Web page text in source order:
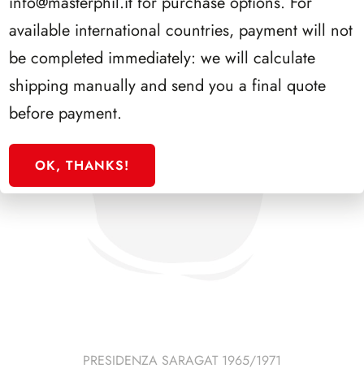
PRESIDENZA SARAGAT 1965/1971
available international countries, payment will not
be completed immediately: we will calculate
shipping manually and send you a final quote
before payment.
OK, THANKS!